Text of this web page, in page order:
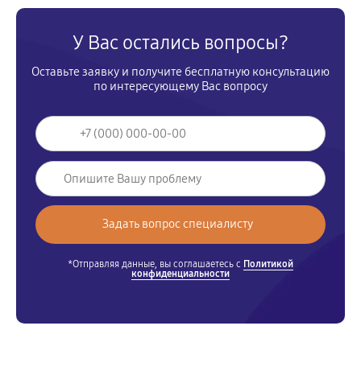
У Вас остались вопросы?
Оставьте заявку и получите бесплатную консультацию
по интересующему Вас вопросу
*Отправляя данные, вы соглашаетесь с Политикой
конфиденциальности